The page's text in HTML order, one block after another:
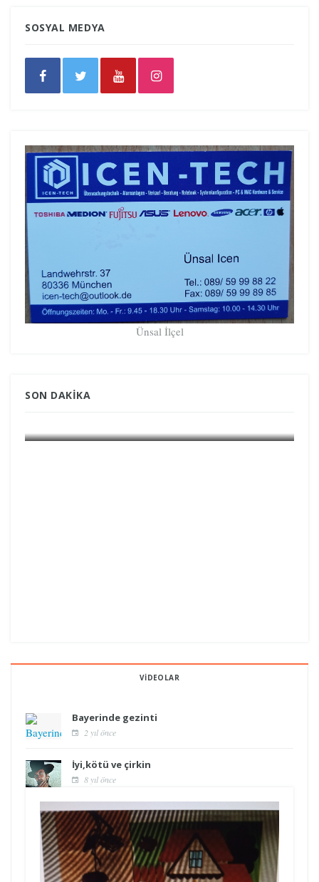
SOSYAL MEDYA
Ünsal İlçel
SON DAKIKA
VIDEOLAR
Bayerinde gezinti
2 yıl önce
İyi,kötü ve çirkin
8 yıl önce